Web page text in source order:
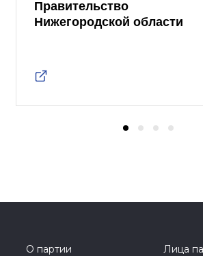
Правительство
Нижегородской области
О партии
Лица